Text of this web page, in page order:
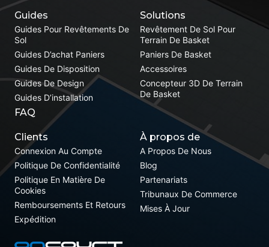
Solutions
Revêtement De Sol Pour
Terrain De Basket
Paniers De Basket
Accessoires
Concepteur 3D De Terrain
De Basket
Guides
Guides Pour Revêtements De
Sol
Guides D’achat Paniers
Guides De Disposition
Guides De Design
Guides D’installation
FAQ
Clients
Connexion Au Compte
Politique De Confidentialité
Politique En Matière De
Cookies
Remboursements Et Retours
Expédition
À propos de
A Propos De Nous
Blog
Partenariats
Tribunaux De Commerce
Mises À Jour